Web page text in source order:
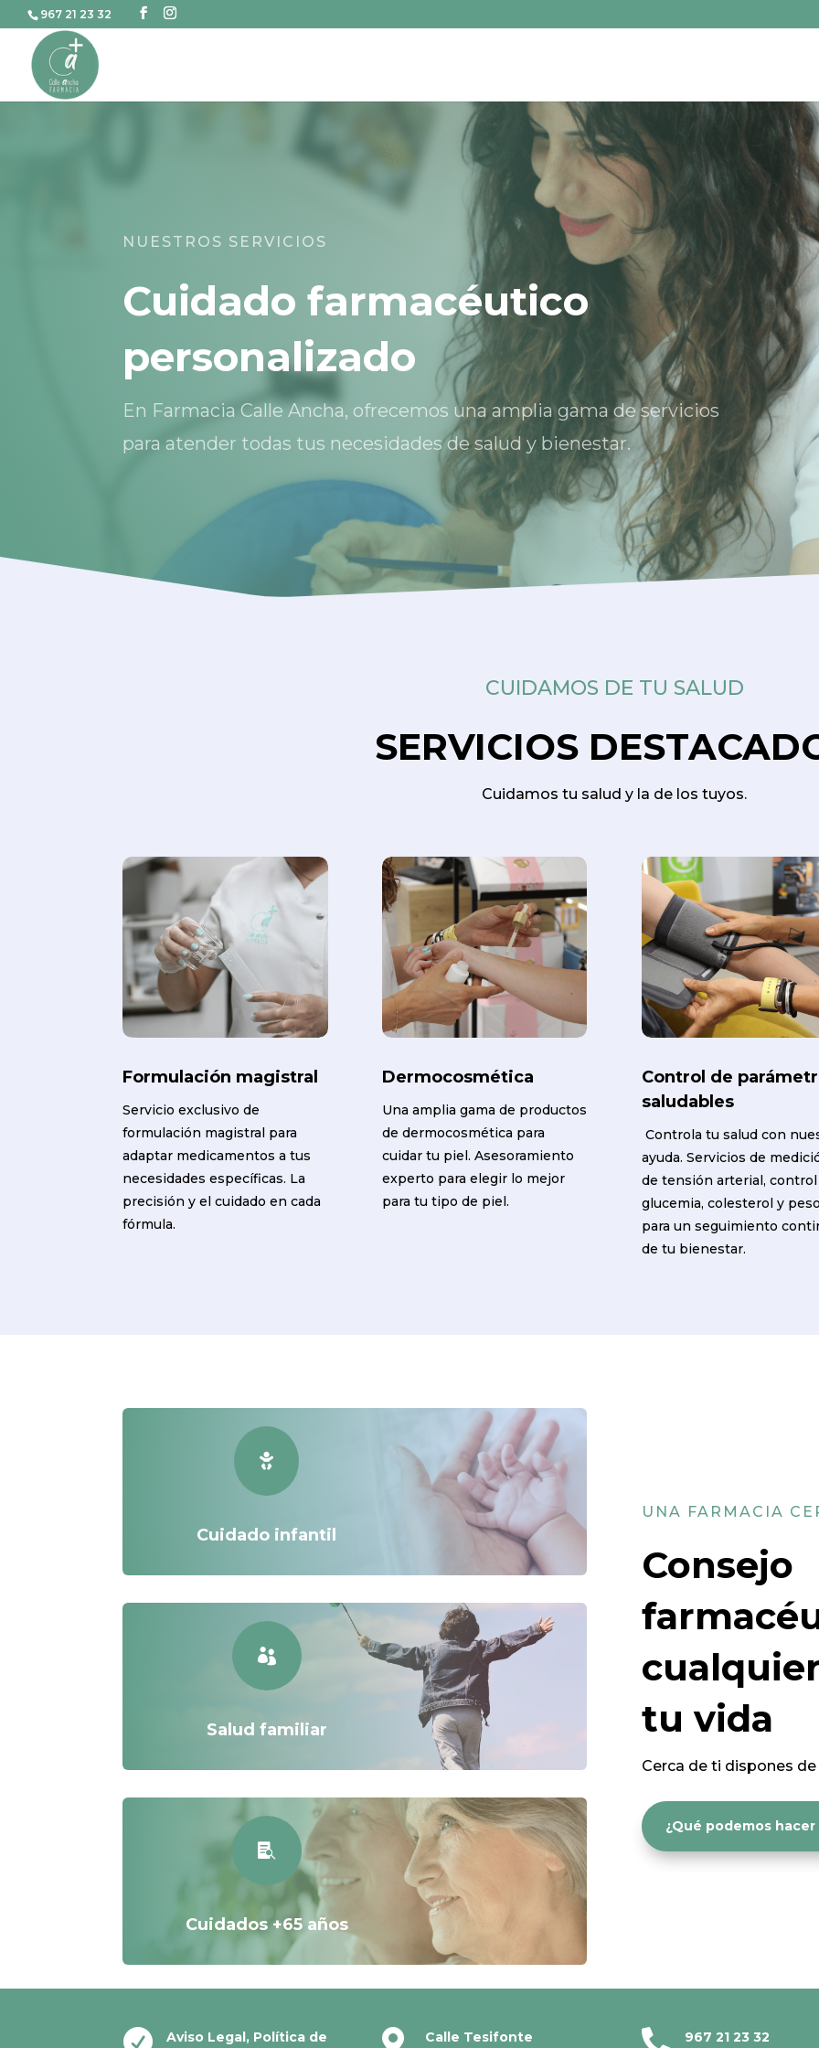
967 21 23 32
NUESTROS SERVICIOS
Cuidado farmacéutico
personalizado
En Farmacia Calle Ancha, ofrecemos una amplia gama de servicios
para atender todas tus necesidades de salud y bienestar.
CUIDAMOS DE TU SALUD
SERVICIOS
Cuidamos tu salud y la de los tuyos.
Formulación magistral
Servicio exclusivo de
formulación magistral para
adaptar medicamentos a tus
necesidades específicas. La
precisión y el cuidado en cada
fórmula.
Dermocosmética
Una amplia gama de productos
de dermocosmética para
cuidar tu piel. Asesoramiento
experto para elegir lo mejor
para tu tipo de piel.
Control de
saludables
Controla tu salud con
ayuda. Servicios de
de tensión arterial, control
glucemia, colesterol y
para un seguimiento
de tu bienestar.

Cuidado infantil

Salud familiar

Cuidados +65 años
UNA FARMACIA
Consejo
tu vida
Cerca de ti dispones
¿Qué podemos
 Aviso Legal, Política de  Calle Tesifonte  967 21 23 32